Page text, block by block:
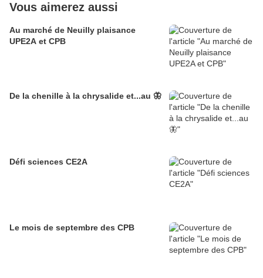
Vous aimerez aussi
Au marché de Neuilly plaisance
UPE2A et CPB
De la chenille à la chrysalide et...au 🦋
Défi sciences CE2A
Le mois de septembre des CPB